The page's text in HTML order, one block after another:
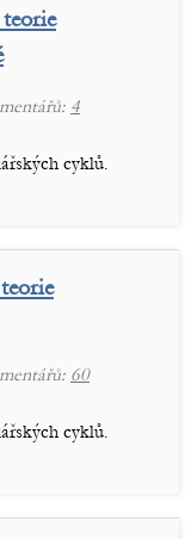
4
cyklů.
60
cyklů.